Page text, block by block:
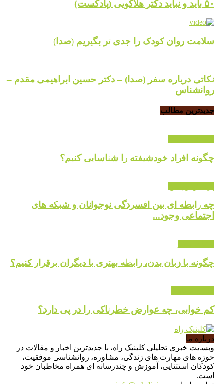
۵۰ باید و نباید دکتر هلاکویی (پادکست)
سلامت روان کودک را جدی تر بگیریم (صدا)
نکاتی درباره سفر (صدا) – دکتر حسین ابراهیمی مقدم –
روانشناس
جدیدترین مطالب
چگونه افراد خودشیفته را شناسایی کنیم؟
چه رابطه ای بین افسردگی نوجوانان و شبکه های
اجتماعی وجود...
چگونه با زبان بدن، رابطه بهتری با دیگران برقرار کنیم؟
کم خوابی، چه عوارض خطرناکی را در پی دارد؟
درباره ما
وبسایت خبری تحلیلی کلینیک راه، با جدیدترین اخبار و مقالات در
حوزه های مهارت های زندگی، مشاوره، روانشناسی موفقیت،
کودکان استثنایی، آموزش و چندرسانه ای همراه مخاطبان خود
است.